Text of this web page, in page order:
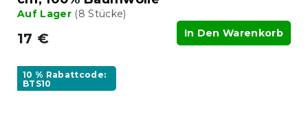
Auf Lager (8 Stücke)
17 € In Den Warenkorb
10 % Rabattcode:
BTS10